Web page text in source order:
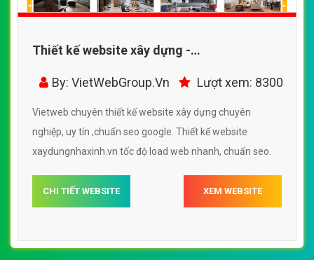
Thiết kế website xây dựng -
xaydungnhaxinh.vn đẹp SEO nhanh hiệu
By: VietWebGroup.Vn Lượt xem: 8300
Vietweb chuyên thiết kế website xây dựng chuyên
nghiệp, uy tín ,chuẩn seo google. Thiết kế website
xaydungnhaxinh.vn tốc độ load web nhanh, chuẩn seo.
CHI TIẾT WEBSITE XEM WEBSITE